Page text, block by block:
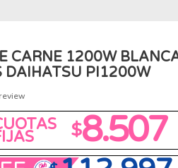
CARNE 1200W
DAIHATSU PI1200W
$8.507